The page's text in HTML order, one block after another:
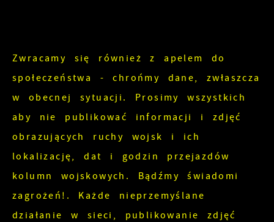
Zwracamy się również z apelem do
społeczeństwa - chrońmy dane, zwłaszcza
w obecnej sytuacji. Prosimy wszystkich
aby nie publikować informacji i zdjęć
obrazujących ruchy wojsk i ich
lokalizację, dat i godzin przejazdów
kolumn wojskowych. Bądźmy świadomi
zagrożeń!. Każde nieprzemyślane
działanie w sieci, publikowanie zdjęć